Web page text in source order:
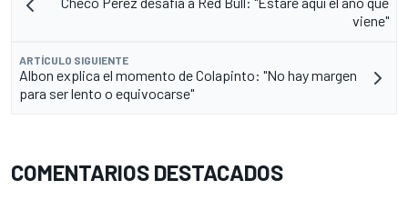
viene"
ARTÍCULO SIGUIENTE
Albon explica el momento de Colapinto: "No hay margen
para ser lento o equivocarse"
COMENTARIOS DESTACADOS